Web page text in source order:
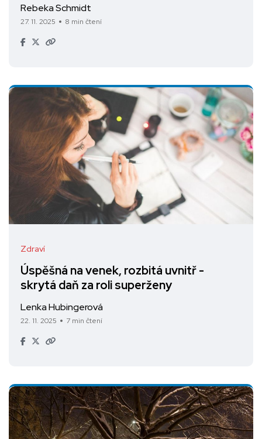
Rebeka Schmidt
27. 11. 2025 8 min čtení
Zdraví
Úspěšná na venek, rozbitá uvnitř -
skrytá daň za roli superženy
Lenka Hubingerová
22. 11. 2025 7 min čtení